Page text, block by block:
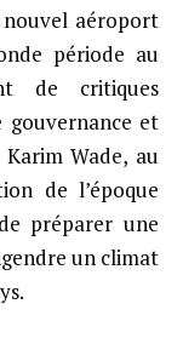
aéroport
période au
de critiques
gouvernance et
Wade, au
de l’époque
préparer une
un climat